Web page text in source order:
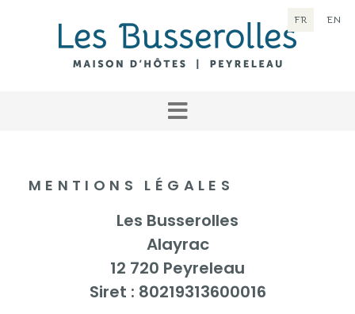
FR EN
MENTIONS LÉGALES
Les Busserolles
Alayrac
12 720 Peyreleau
Siret : 80219313600016